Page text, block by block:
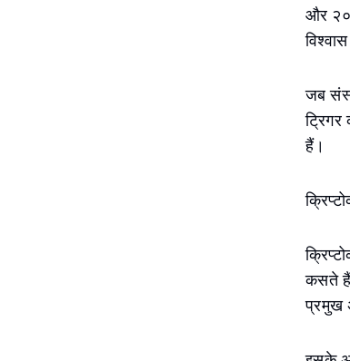
और
जब
ट्रिगर
हैं।
कसते
प्रमुख